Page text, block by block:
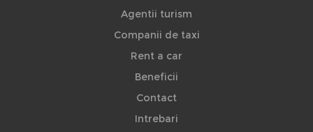
Agentii turism
Companii de taxi
Rent a car
Beneficii
Contact
Intrebari